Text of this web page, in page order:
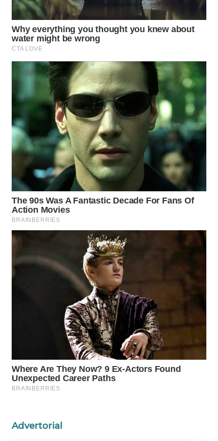
Advertorial
NEWS
WAHANA
TANI
WAHANA
WAHANA
INFRASTRUKTUR
WAHANA
KONSUMEN
WAHANA
LISTRIK
WAHANA
TV
WAHANANEWS
NET